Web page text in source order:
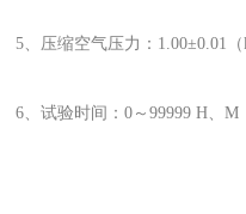
5、压缩空气压力：1.00±0.01（
6、试验时间：0～99999 H、M